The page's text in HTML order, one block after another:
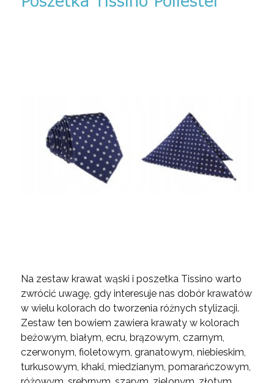
Na zestaw krawat wąski i poszetka Tissino warto
zwrócić uwagę, gdy interesuje nas dobór krawatów
w wielu kolorach do tworzenia różnych stylizacji.
Zestaw ten bowiem zawiera krawaty w kolorach
beżowym, białym, ecru, brązowym, czarnym,
czerwonym, fioletowym, granatowym, niebieskim,
turkusowym, khaki, miedzianym, pomarańczowym,